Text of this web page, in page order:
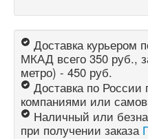
Доставка курьером
МКАД всего 350 руб.,
метро) - 450 руб.
Доставка по России
компаниями или
Наличный или
при получении заказа